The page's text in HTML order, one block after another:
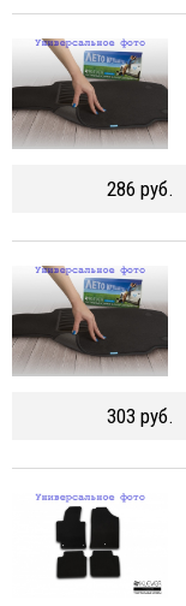
286 руб.
303 руб.